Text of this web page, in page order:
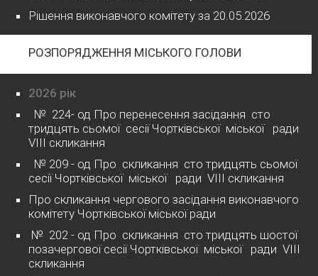
Рішення виконавчого комітету за 20.05.2026
РОЗПОРЯДЖЕННЯ МІСЬКОГО ГОЛОВИ
2026 рік
№ 224- од Про перенесення засідання сто
тридцять сьомої сесії Чортківської міської ради
VІІІ скликання
№ 209 - од Про скликання сто тридцять сьомої
сесії Чортківської міської ради VІІІ скликання
Про скликання чергового засідання виконавчого
комітету Чортківської міської ради
№ 202 - од Про скликання сто тридцять шостої
позачергової сесії Чортківської міської ради VІІІ
скликання